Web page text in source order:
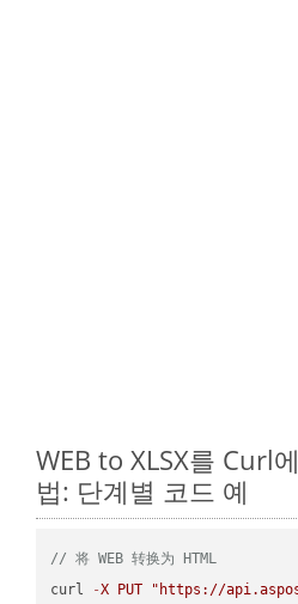
WEB to XLSX를 Curl
법: 단계별 코드 예
// 将 WEB 转换为 HTML
curl
-X PUT
"https://